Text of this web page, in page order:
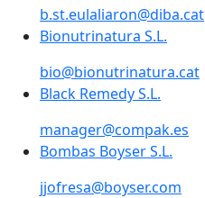
b.st.eulaliaron@diba.cat
Bionutrinatura S.L.
bio@bionutrinatura.cat
Black Remedy S.L.
manager@compak.es
Bombas Boyser S.L.
jjofresa@boyser.com